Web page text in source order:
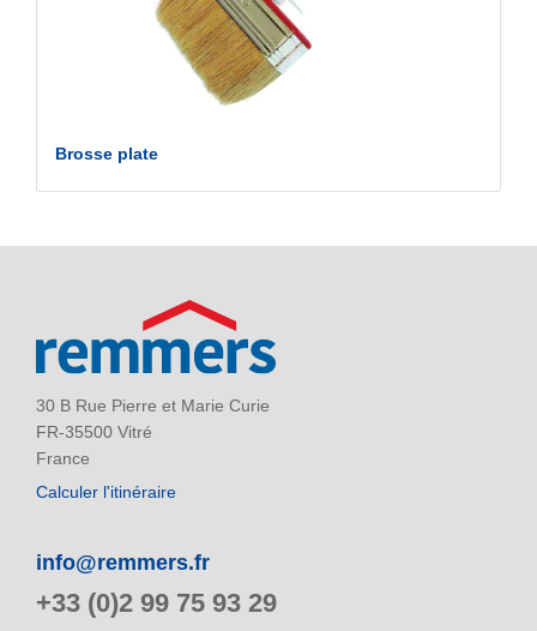
Brosse plate
30 B Rue Pierre et Marie Curie
FR-35500 Vitré
France
Calculer l'itinéraire
info@remmers.fr
+33 (0)2 99 75 93 29